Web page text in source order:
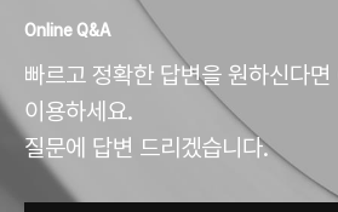
Online Q&A
빠르고 정확한 답변을 원하신다
이용하세요.
질문에 답변 드리겠습니다.